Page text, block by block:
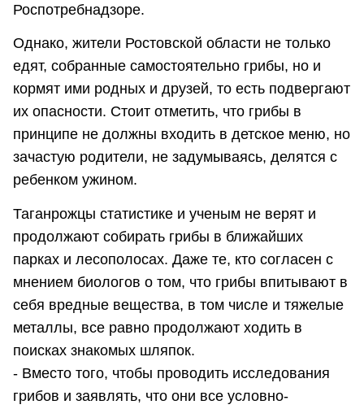
Роспотребнадзоре.
Однако, жители Ростовской области не только
едят, собранные самостоятельно грибы, но и
кормят ими родных и друзей, то есть подвергают
их опасности. Стоит отметить, что грибы в
принципе не должны входить в детское меню, но
зачастую родители, не задумываясь, делятся с
ребенком ужином.
Таганрожцы статистике и ученым не верят и
продолжают собирать грибы в ближайших
парках и лесополосах. Даже те, кто согласен с
мнением биологов о том, что грибы впитывают в
себя вредные вещества, в том числе и тяжелые
металлы, все равно продолжают ходить в
поисках знакомых шляпок.
- Вместо того, чтобы проводить исследования
грибов и заявлять, что они все условно-